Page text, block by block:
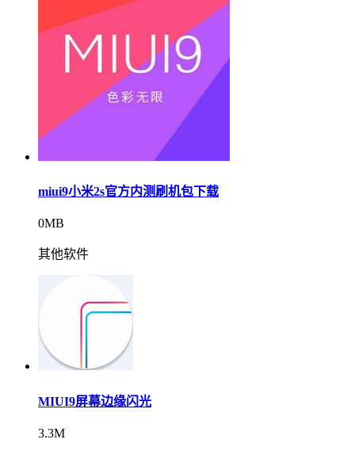
miui9小米2s官方内测刷机包下载
0MB
其他软件
MIUI9屏幕边缘闪光
3.3M